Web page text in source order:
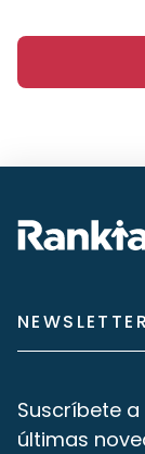
NEWSLETTER
Suscríbete
últimas